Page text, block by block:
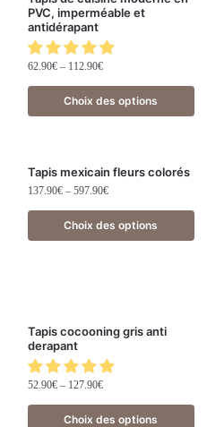
PVC, imperméable et
antidérapant
62.90€ – 112.90€
Choix des options
Tapis mexicain fleurs colorés
137.90€ – 597.90€
Choix des options
Tapis cocooning gris anti
derapant
52.90€ – 127.90€
Choix des options